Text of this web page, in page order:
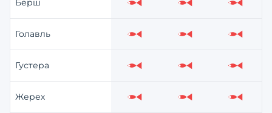
Берш Слабо Слабо Слабо
Голавль Слабо Слабо Слабо
Густера Слабо Слабо Слабо
Жерех Слабо Слабо Слабо